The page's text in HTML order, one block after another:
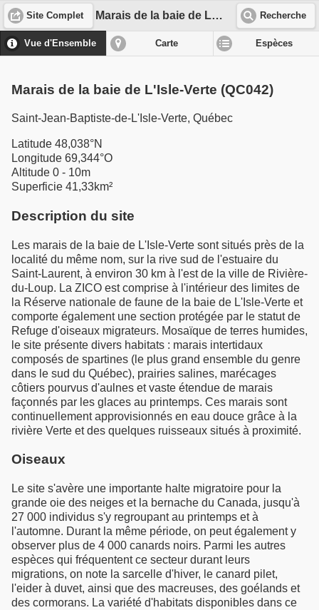
Site Complet Marais de la baie de L'Isle-Verte (QC042) Recherche
Vue d'Ensemble Carte Espèces
Marais de la baie de L'Isle-Verte (QC042)
Saint-Jean-Baptiste-de-L'Isle-Verte, Québec
Latitude 48,038°N
Longitude 69,344°O
Altitude 0 - 10m
Superficie 41,33km²
Description du site
Les marais de la baie de L'Isle-Verte sont situés près de la
localité du même nom, sur la rive sud de l'estuaire du
Saint-Laurent, à environ 30 km à l'est de la ville de Rivière-
du-Loup. La ZICO est comprise à l'intérieur des limites de
la Réserve nationale de faune de la baie de L'Isle-Verte et
comporte également une section protégée par le statut de
Refuge d'oiseaux migrateurs. Mosaïque de terres humides,
le site présente divers habitats : marais intertidaux
composés de spartines (le plus grand ensemble du genre
dans le sud du Québec), prairies salines, marécages
côtiers pourvus d'aulnes et vaste étendue de marais
façonnés par les glaces au printemps. Ces marais sont
continuellement approvisionnés en eau douce grâce à la
rivière Verte et des quelques ruisseaux situés à proximité.
Oiseaux
Le site s'avère une importante halte migratoire pour la
grande oie des neiges et la bernache du Canada, jusqu'à
27 000 individus s'y regroupant au printemps et à
l'automne. Durant la même période, on peut également y
observer plus de 4 000 canards noirs. Parmi les autres
espèces qui fréquentent ce secteur durant leurs
migrations, on note la sarcelle d'hiver, le canard pilet,
l'eider à duvet, ainsi que des macreuses, des goélands et
des cormorans. La variété d'habitats disponibles dans ce